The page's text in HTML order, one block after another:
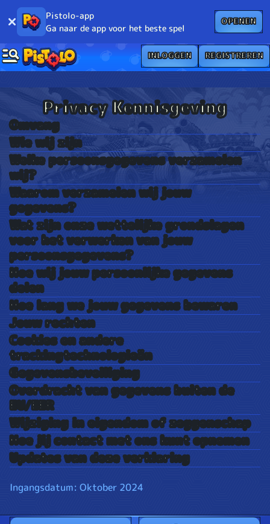
Pistolo-app
Ga naar de app voor het beste spel
OPENEN
INLOGGEN REGISTREREN
Privacy Kennisgeving
Omvang
Wie wij zijn
Welke persoonsgegevens verzamelen
wij?
Waarom verzamelen wij jouw
gegevens?
Wat zijn onze wettelijke grondslagen
voor het verwerken van jouw
persoonsgegevens?
Hoe wij jouw persoonlijke gegevens
delen
Hoe lang we jouw gegevens bewaren
Jouw rechten
Cookies en andere
trackingtechnologieën
Gegevensbeveiliging
Overdracht van gegevens buiten de
EU/EER
Wijziging in eigendom of zeggenschap
Hoe jij contact met ons kunt opnemen
Updates van deze verklaring
Ingangsdatum: Oktober 2024